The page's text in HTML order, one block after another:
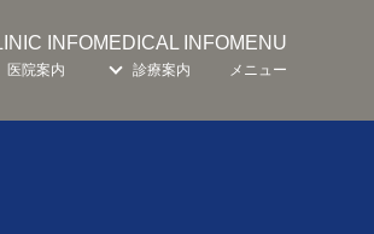
INFO
医院案内
MEDICAL INFO
診療案内
MENU
メニュー